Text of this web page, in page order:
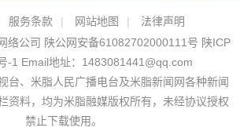
服务条款 | 网站地图 |
法律声明
络公司 陕公网安备61082702000111号 陕ICP
-1 Email地址： 1483081441@qq.com
台、米脂人民广播电台及米脂新闻网各种新闻
资料，均为米脂融媒版权所有，未经协议授权
禁止下载使用。